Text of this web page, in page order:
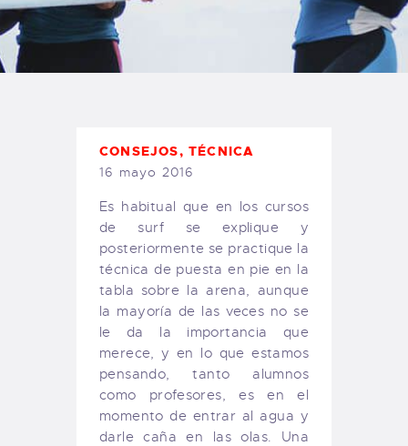
TIENDA FAMILY SURFERS
WEBCAM SALINAS
PEDIDOS
CONSEJOS,TÉCNICA
16 mayo 2016
Es habitual que en los cursos
de surf se explique y
posteriormente se practique la
técnica de puesta en pie en la
tabla sobre la arena, aunque
la mayoría de las veces no se
le da la importancia que
merece, y en lo que estamos
pensando, tanto alumnos
como profesores, es en el
momento de entrar al agua y
darle caña en las olas. Una